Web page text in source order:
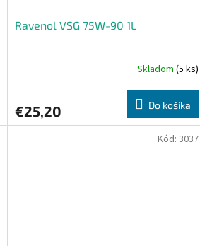
Ravenol VSG 75W-90 1L
Skladom (5 ks)
€25,20 Do košíka
Kód: 3037